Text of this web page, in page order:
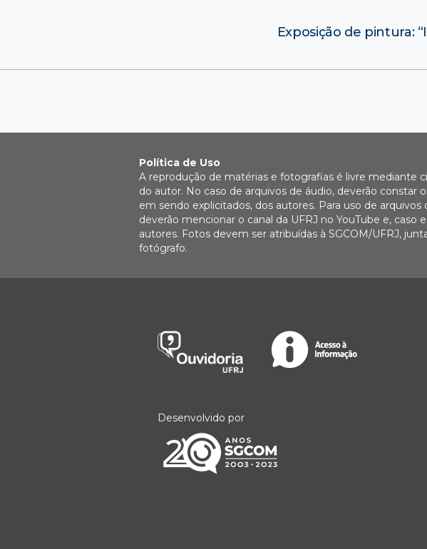
Exposição de pintura:
Política de Uso
A reprodução de matérias e fotografias é livre mediante
do autor. No caso de arquivos de áudio, deverão constar
em sendo explicitados, dos autores. Para uso de arquivos
deverão mencionar o canal da UFRJ no YouTube e, caso
autores. Fotos devem ser atribuídas à SGCOM/UFRJ,
fotógrafo.
Desenvolvido por